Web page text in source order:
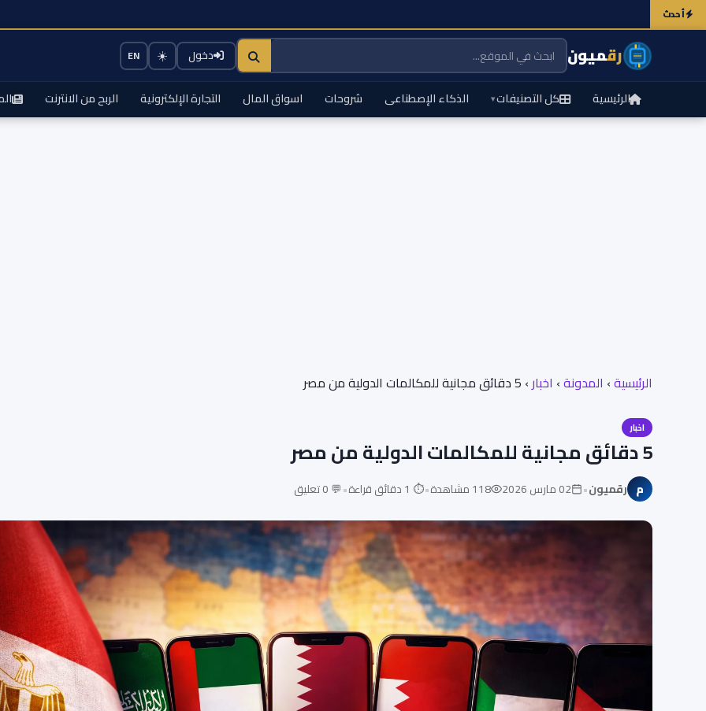
أحدث
رقميون دخول ☀️
EN
الرئيسية كل التصنيفات▾ الذكاء الإصطناعى شروحات اسواق المال التجارة الإلكترونية الربح من الانترنت
الرئيسية› المدونة› اخبار› 5 دقائق مجانية للمكالمات الدولية من مصر
اخبار
5 دقائق مجانية للمكالمات الدولية من مصر
م رقميون• 02 مارس 2026 118 مشاهدة •⏱ 1 دقائق قراءة •💬 0 تعليق